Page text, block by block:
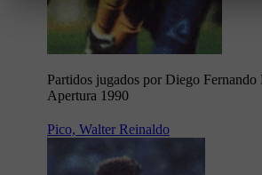
Partidos jugados por Diego Fernando
Apertura 1990
Pico, Walter Reinaldo